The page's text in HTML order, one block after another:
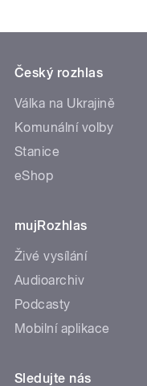
Český rozhlas
Válka na Ukrajině
Komunální volby
Stanice
eShop
mujRozhlas
Živé vysílání
Audioarchiv
Podcasty
Mobilní aplikace
Sledujte nás